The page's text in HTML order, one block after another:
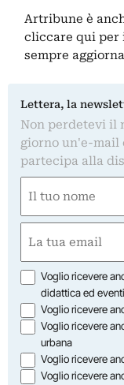
Artribune è
cliccare qui per
sempre
Lettera, la
Non perdetevi il
giorno un'e-mail
partecipa alla
(Obbligatorio)
(Obbligatorio)
Opzioni
Voglio ricevere
didattica ed
Voglio ricevere
Voglio ricevere
urbana
Voglio ricevere
Voglio ricevere